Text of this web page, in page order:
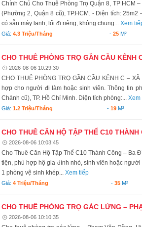
Chính Chủ Cho Thuê Phòng Trọ Quận 8, TP HCM
(Phường 2, Quận 8 cũ), TP.HCM. - Diện tích:
có sẵn máy lạnh, lối đi riêng, không chung... Xem
Giá: 4.3 Triệu/tháng - 25M²
CHO THUÊ PHÒNG TRỌ GẦN CẦU KÊNH
2026-08-06 10:29:30
CHO THUÊ PHÒNG TRỌ GẦN CẦU KÊNH C –
hợp cho người đi làm hoặc sinh viên. Thông tin
Chánh cũ), TP. Hồ Chí Minh. Diện tích phòng:... Xem
Giá: 1.2 Triệu/tháng -19 M²
CHO THUÊ CĂN HỘ TẬP THỂ C10
2026-08-06 10:03:45
Cho Thuê Căn Hộ Tập Thể C10 Thành Công – Ba
tiện, phù hợp hộ gia đình nhỏ, sinh viên hoặc
1 phòng vệ sinh khép... Xem tiếp
Giá: 4 Triệu/tháng - 35M²
CHO THUÊ PHÒNG TRỌ GÁC LỬNG –
2026-08-06 10:10:35